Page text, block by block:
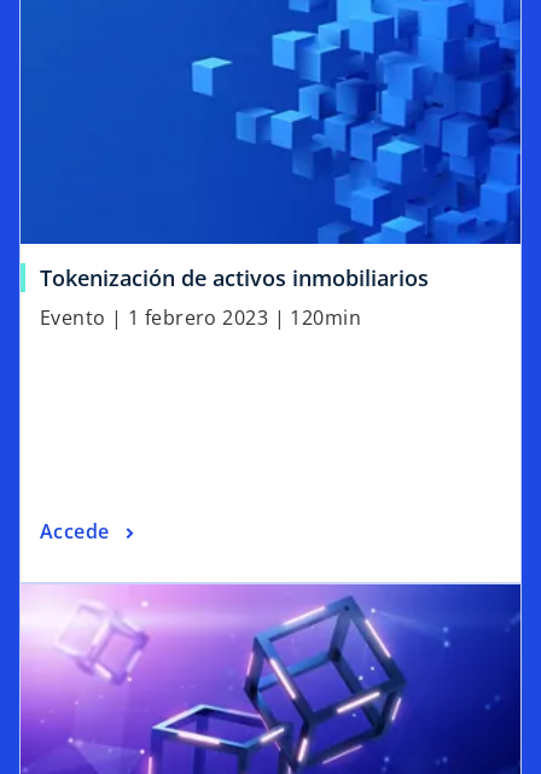
Tokenización de activos inmobiliarios
Evento | 1 febrero 2023 | 120min
Accede